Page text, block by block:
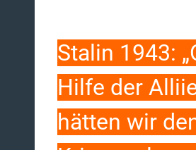
Stalin 1943:
Hilfe der
hätten wir